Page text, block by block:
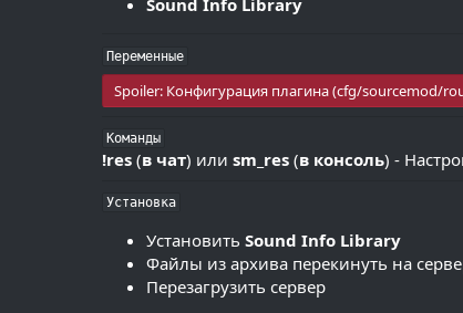
Sound Info Library
Переменные
Spoiler: Конфигурация плагина (cfg/sourcemod/
Команды
!res (в чат) или sm_res (в консоль) -
Установка
Установить Sound Info Library
Файлы из архива перекинуть на
Перезагрузить сервер